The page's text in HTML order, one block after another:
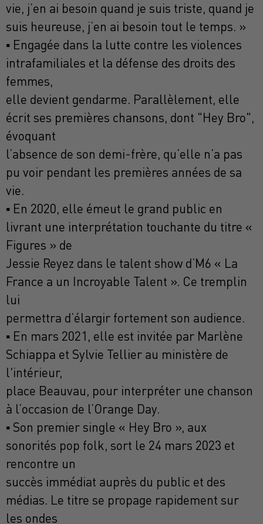
vie, j’en ai besoin quand je suis triste, quand je
suis heureuse, j’en ai besoin tout le temps. »
▪ Engagée dans la lutte contre les violences
intrafamiliales et la défense des droits des
femmes,
elle devient gendarme. Parallèlement, elle
écrit ses premières chansons, dont "Hey Bro",
évoquant
l’absence de son demi-frère, qu’elle n’a pas
pu voir pendant les premières années de sa
vie.
▪ En 2020, elle émeut le grand public en
livrant une interprétation touchante du titre «
Figures » de
Jessie Reyez dans le talent show d’M6 « La
France a un Incroyable Talent ». Ce tremplin
lui
permettra d’élargir fortement son audience.
▪ En mars 2021, elle est invitée par Marlène
Schiappa et Sylvie Tellier au ministère de
l'intérieur,
place Beauvau, pour interpréter une chanson
à l’occasion de l’Orange Day.
▪ Son premier single « Hey Bro », aux
sonorités pop folk, sort le 24 mars 2023 et
rencontre un
succès immédiat auprès du public et des
médias. Le titre se propage rapidement sur
les ondes